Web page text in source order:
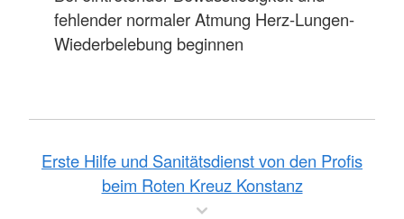
fehlender normaler Atmung Herz-Lungen-
Wiederbelebung beginnen
Erste Hilfe und Sanitätsdienst von den Profis
beim Roten Kreuz Konstanz